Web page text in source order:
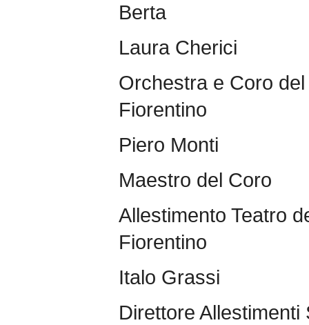
Berta
Laura Cherici
Orchestra e Coro
Fiorentino
Piero Monti
Maestro del Coro
Allestimento Teatro
Fiorentino
Italo Grassi
Direttore Allestimenti